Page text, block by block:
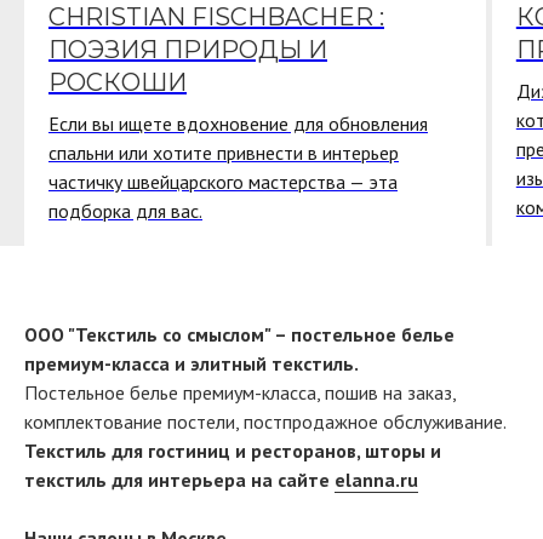
CHRISTIAN FISCHBACHER :
ПОЭЗИЯ ПРИРОДЫ И
РОСКОШИ
Если вы ищете вдохновение для обновления
спальни или хотите привнести в интерьер
частичку швейцарского мастерства — эта
подборка для вас.
ООО "Текстиль со смыслом" – постельное белье
премиум-класса и элитный текстиль.
Постельное белье премиум-класса, пошив на заказ,
комплектование постели, постпродажное обслуживание.
Текстиль для гостиниц и ресторанов, шторы и
текстиль для интерьера на сайте elanna.ru